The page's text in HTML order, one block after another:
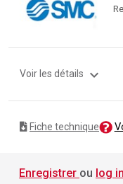
Voir les détails expand_more
Fiche technique
Enregistrer ou log in